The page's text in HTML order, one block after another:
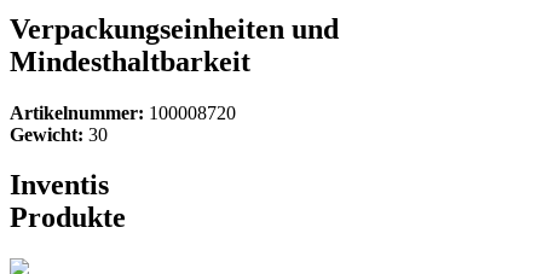
Verpackungseinheiten und
Mindesthaltbarkeit
Artikelnummer: 100008720
Gewicht: 30
Inventis
Produkte